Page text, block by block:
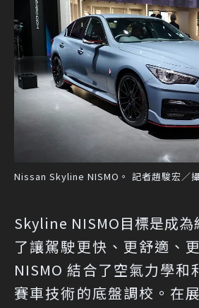
Nissan Skyline NISMO。 記者趙駿宏／
Skyline NISMO目標是成為
了讓駕駛更快、更舒適、
NISMO 結合了空氣力學和
賽車技術的底盤調校。在